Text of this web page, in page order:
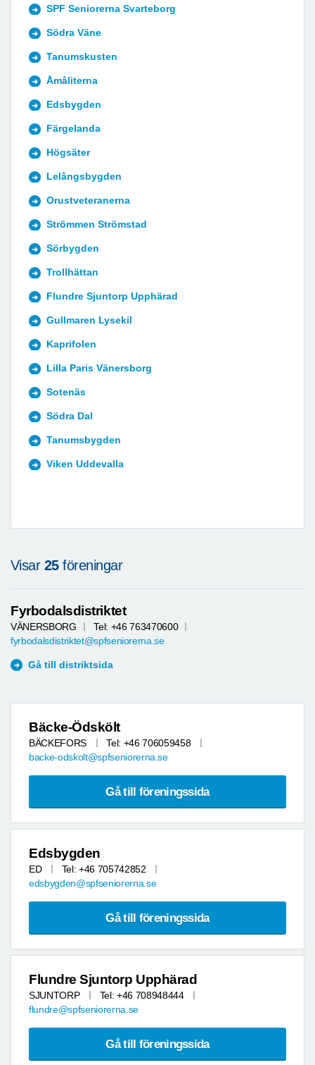
SPF Seniorerna Svarteborg
Södra Väne
Tanumskusten
Åmåliterna
Edsbygden
Färgelanda
Högsäter
Lelångsbygden
Orustveteranerna
Strömmen Strömstad
Sörbygden
Trollhättan
Flundre Sjuntorp Upphärad
Gullmaren Lysekil
Kaprifolen
Lilla Paris Vänersborg
Sotenäs
Södra Dal
Tanumsbygden
Viken Uddevalla
Visar 25föreningar
Fyrbodalsdistriktet
VÄNERSBORG
Tel: +46 763470600
fyrbodalsdistriktet@spfseniorerna.se
Gå till distriktsida
Bäcke-Ödskölt
BÄCKEFORS
Tel: +46 706059458
backe-odskolt@spfseniorerna.se
Gå till föreningssida
Edsbygden
ED
Tel: +46 705742852
edsbygden@spfseniorerna.se
Gå till föreningssida
Flundre Sjuntorp Upphärad
SJUNTORP
Tel: +46 708948444
flundre@spfseniorerna.se
Gå till föreningssida